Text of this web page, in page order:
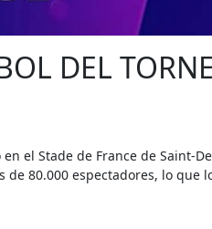
DEL
el Stade de France de Saint-
80.000 espectadores, lo que